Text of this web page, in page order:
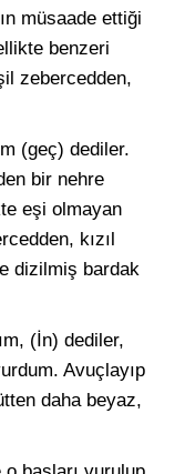
müsaade ettiği
benzeri
zebercedden,
(geç) dediler.
bir nehre
eşi olmayan
kızıl
dizilmiş bardak
(İn) dediler,
Avuçlayıp
daha beyaz,